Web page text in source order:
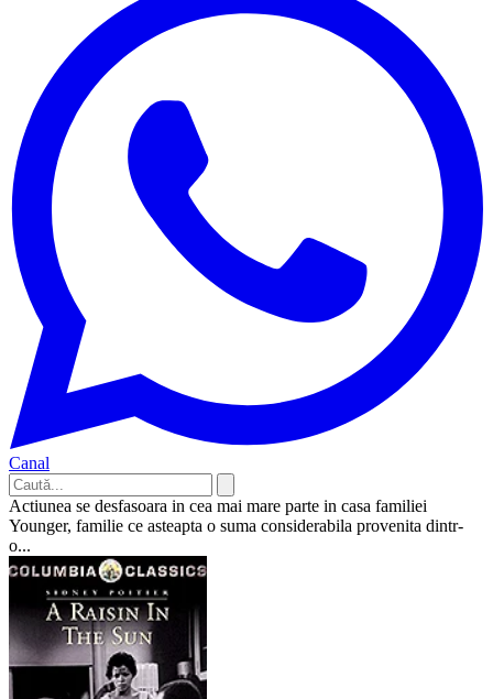
Canal
Actiunea se desfasoara in cea mai mare parte in casa familiei
Younger, familie ce asteapta o suma considerabila provenita dintr-
o...